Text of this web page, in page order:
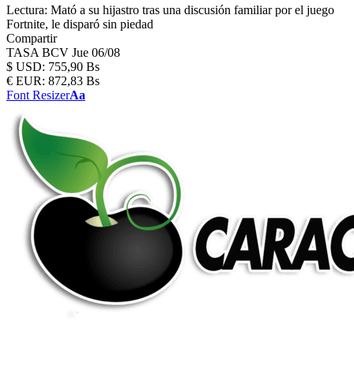
Lectura: Mató a su hijastro tras una discusión familiar por el juego
Fortnite, le disparó sin piedad
Compartir
TASA BCV Jue 06/08
$ USD: 755,90 Bs
€ EUR: 872,83 Bs
Font ResizerAa